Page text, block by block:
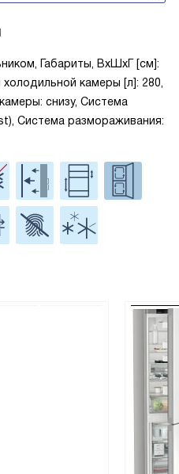
Габариты, ВxШxГ [см]:
камеры [л]: 280,
снизу, Система
Система размораживания: